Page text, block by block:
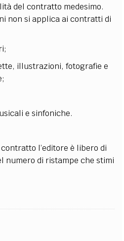
del contratto medesimo.
non si applica ai contratti di
illustrazioni, fotografie e
e sinfoniche.
l’editore è libero di
numero di ristampe che stimi